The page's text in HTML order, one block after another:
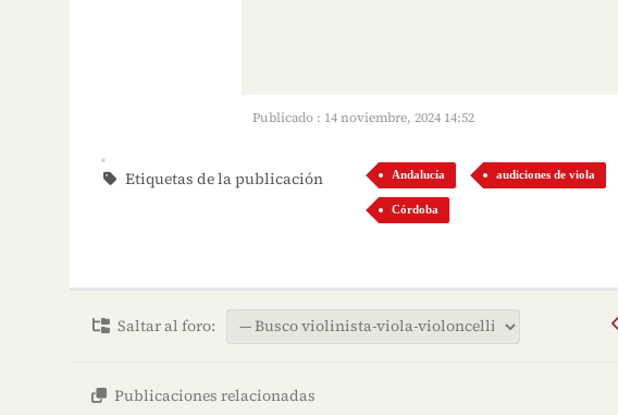
Publicado : 14 noviembre, 2024 14:52
Etiquetas de la publicación Andalucía audiciones de viola
Córdoba
Saltar al foro:
Publicaciones relacionadas